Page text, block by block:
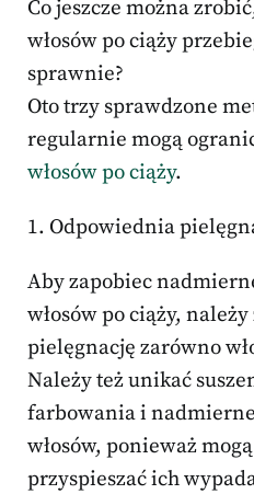
Co jeszcze można
włosów po ciąży
sprawnie?
Oto trzy sprawdzone
regularnie mogą
włosów po ciąży.
1. Odpowiednia
Aby zapobiec
włosów po ciąży,
pielęgnację zarówno
Należy też unikać
farbowania i
włosów, ponieważ
przyspieszać ich